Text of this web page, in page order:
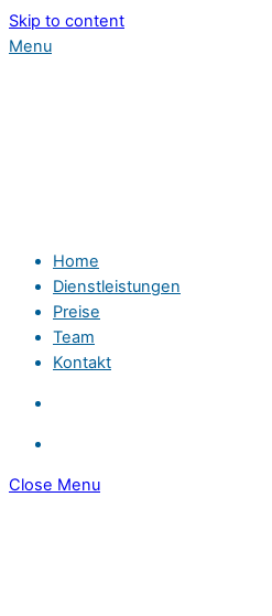
Skip to content
Menu
Home
Dienstleistungen
Preise
Team
Kontakt
Close Menu